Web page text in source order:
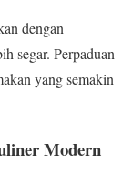
dengan
segar. Perpaduan
yang semakin
Modern